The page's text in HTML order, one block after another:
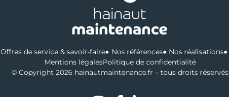
Offres de service & savoir-faire Nos références Nos réalisations
Mentions légalesPolitique de confidentialité
© Copyright 2026 hainautmaintenance.fr – tous droits réservés